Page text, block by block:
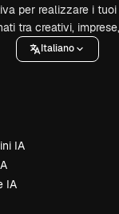
per realizzare i
tra creativi,
Italiano
IA
IA